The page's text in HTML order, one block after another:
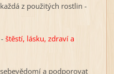
z použitých rostlin -
štěstí, lásku, zdraví a
a podporovat